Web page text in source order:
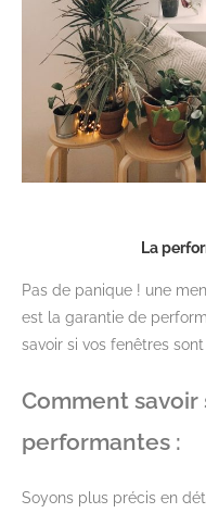
La
Pas de panique ! une
est la garantie de
savoir si vos fenêtres
Comment
performantes :
Soyons plus précis en